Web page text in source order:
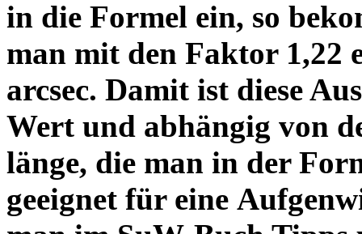
in die Formel ein, so
man mit den Faktor 1,22
arcsec. Damit ist diese
Wert und abhängig von
länge, die man in der
geeignet für eine